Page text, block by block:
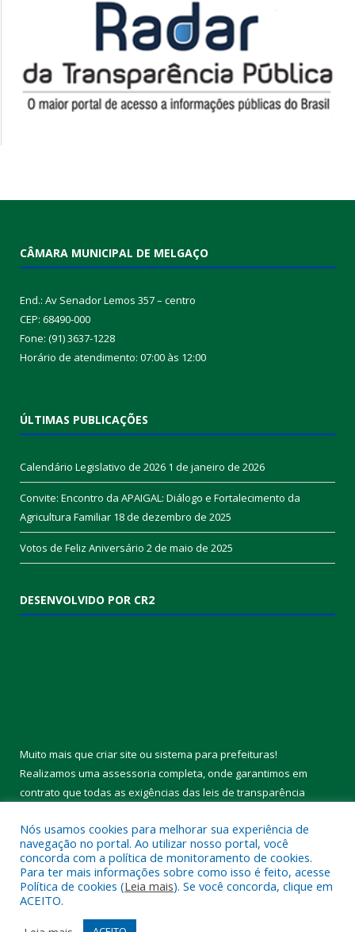
CÂMARA MUNICIPAL DE MELGAÇO
End.: Av Senador Lemos 357 – centro
CEP: 68490-000
Fone: (91) 3637-1228
Horário de atendimento: 07:00 às 12:00
ÚLTIMAS PUBLICAÇÕES
Calendário Legislativo de 2026 1 de janeiro de 2026
Convite: Encontro da APAIGAL: Diálogo e Fortalecimento da
Agricultura Familiar 18 de dezembro de 2025
Votos de Feliz Aniversário 2 de maio de 2025
DESENVOLVIDO POR CR2
Muito mais que criar site ou sistema para prefeituras!
Realizamos uma assessoria completa, onde garantimos em
contrato que todas as exigências das leis de transparência
Conheça oPNTPe oRadar da Transparência Pública
Nós usamos cookies para melhorar sua experiência de
navegação no portal. Ao utilizar nosso portal, você
concorda com a política de monitoramento de cookies.
Para ter mais informações sobre como isso é feito, acesse
Política de cookies (Leia mais). Se você concorda, clique em
ACEITO.